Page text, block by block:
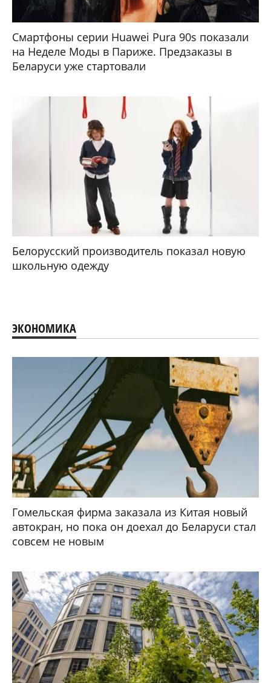
Смартфоны серии Huawei Pura 90s показали
на Неделе Моды в Париже. Предзаказы в
Беларуси уже стартовали
Белорусский производитель показал новую
школьную одежду
ЭКОНОМИКА
Гомельская фирма заказала из Китая новый
автокран, но пока он доехал до Беларуси стал
совсем не новым